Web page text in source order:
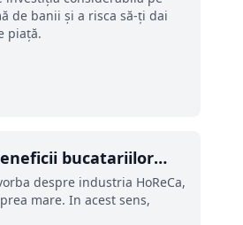
de banii și a risca să-ți dai
piață.
bucatariilor
despre industria HoReCa,
mare. In acest sens,